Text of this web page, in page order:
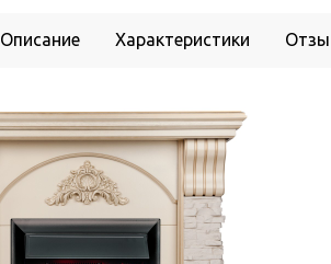
Описание Характеристики